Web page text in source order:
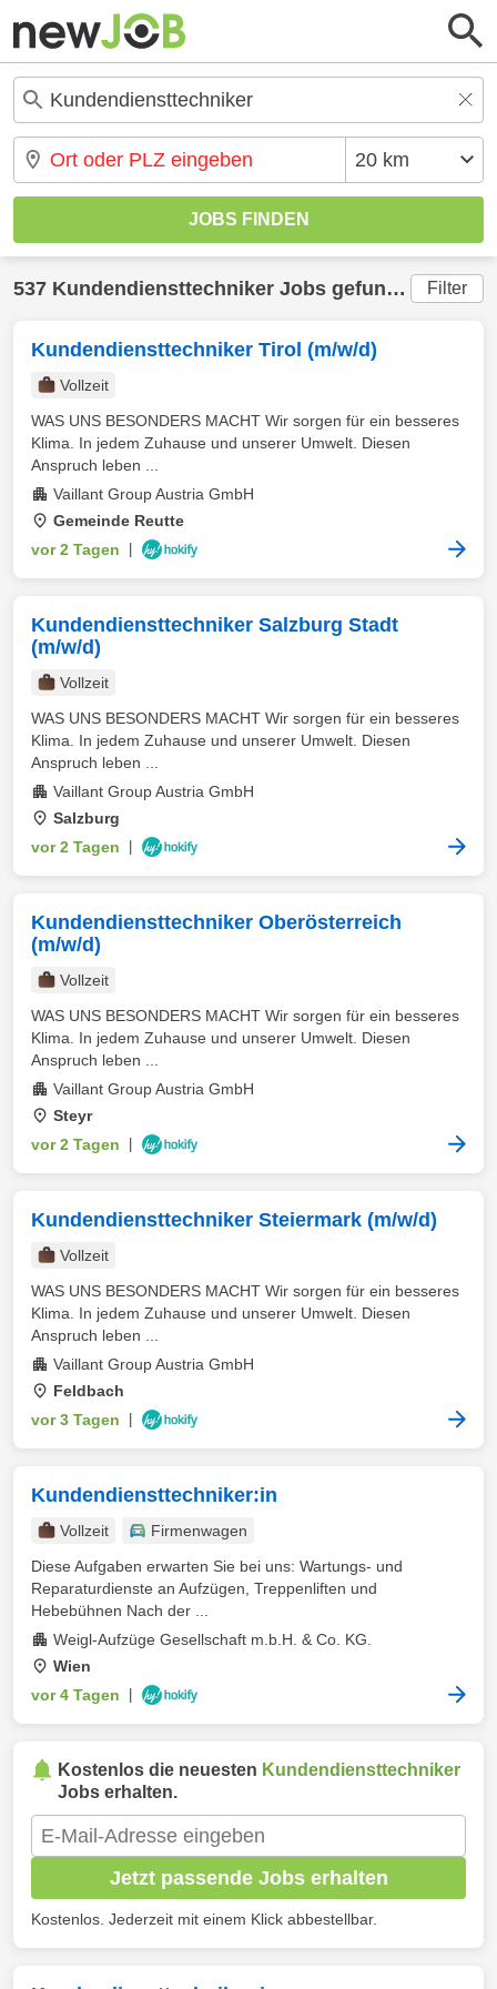
537 Kundendiensttechniker Jobs gefunden Filter
Kundendiensttechniker Tirol (m/w/d)
Vollzeit
WAS UNS BESONDERS MACHT Wir sorgen für ein besseres
Klima. In jedem Zuhause und unserer Umwelt. Diesen
Anspruch leben ...
Vaillant Group Austria GmbH
Gemeinde Reutte
vor 2 Tagen
Kundendiensttechniker Salzburg Stadt
(m/w/d)
Vollzeit
WAS UNS BESONDERS MACHT Wir sorgen für ein besseres
Klima. In jedem Zuhause und unserer Umwelt. Diesen
Anspruch leben ...
Vaillant Group Austria GmbH
Salzburg
vor 2 Tagen
Kundendiensttechniker Oberösterreich
(m/w/d)
Vollzeit
WAS UNS BESONDERS MACHT Wir sorgen für ein besseres
Klima. In jedem Zuhause und unserer Umwelt. Diesen
Anspruch leben ...
Vaillant Group Austria GmbH
Steyr
vor 2 Tagen
Kundendiensttechniker Steiermark (m/w/d)
Vollzeit
WAS UNS BESONDERS MACHT Wir sorgen für ein besseres
Klima. In jedem Zuhause und unserer Umwelt. Diesen
Anspruch leben ...
Vaillant Group Austria GmbH
Feldbach
vor 3 Tagen
Kundendiensttechniker:in
Vollzeit
Firmenwagen
Diese Aufgaben erwarten Sie bei uns: Wartungs- und
Reparaturdienste an Aufzügen, Treppenliften und
Hebebühnen Nach der ...
Weigl-Aufzüge Gesellschaft m.b.H. & Co. KG.
Wien
vor 4 Tagen
Kostenlos die neuesten Kundendiensttechniker
Jobs erhalten.
Jetzt passende Jobs erhalten
Kostenlos. Jederzeit mit einem Klick abbestellbar.